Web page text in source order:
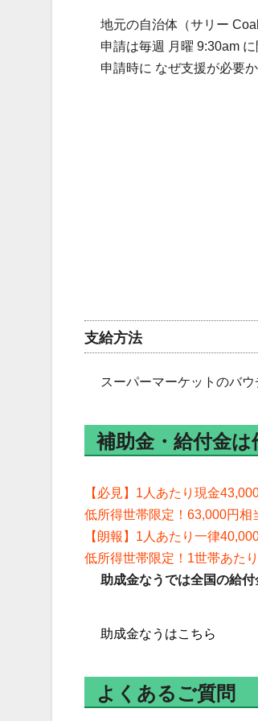
地元の自治体（サリー
申請は毎週 月曜 9:30am
申請時に なぜ支援が必要
支給方法
スーパーマーケットのバ
補助金・給付金は
【必見】1人あたり現金
低所得世帯限定！63,000円相
【朗報】1人あたり一律
低所得世帯限定！1世帯あた
助成金なうでは全国の給
助成金なうはこちら
よくあるご質問